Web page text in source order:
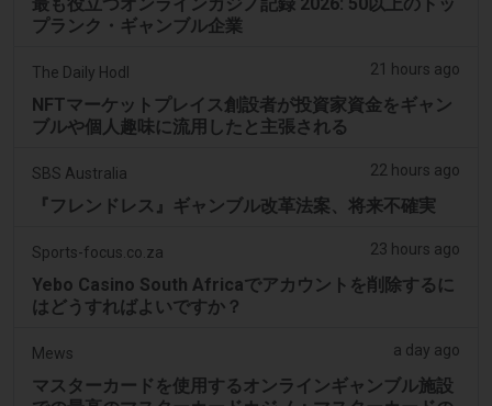
プランク・ギャンブル企業
The Daily Hodl 21 hours ago
NFTマーケットプレイス創設者が投資家資金をギャン
ブルや個人趣味に流用したと主張される
SBS Australia 22 hours ago
『フレンドレス』ギャンブル改革法案、将来不確実
Sports-focus.co.za 23 hours ago
Yebo Casino South Africaでアカウントを削除するに
はどうすればよいですか？
Mews a day ago
マスターカードを使用するオンラインギャンブル施設